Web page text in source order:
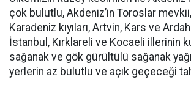
çok bulutlu, Akdeniz’in Toroslar
Karadeniz kıyıları, Artvin, Kars ve
İstanbul, Kırklareli ve Kocaeli illerinin
sağanak ve gök gürültülü sağanak
yerlerin az bulutlu ve açık geçeceği